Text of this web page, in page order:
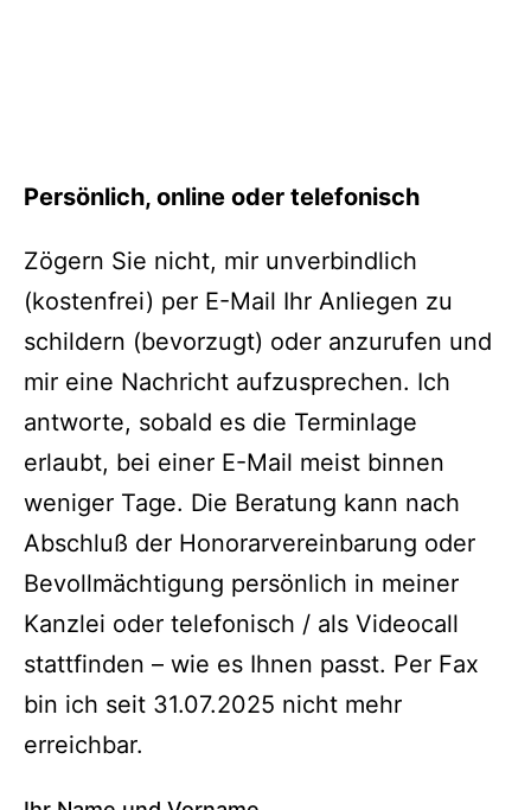
Persönlich, online oder telefonisch
Zögern Sie nicht, mir unverbindlich
(kostenfrei) per E-Mail Ihr Anliegen zu
schildern (bevorzugt) oder anzurufen und
mir eine Nachricht aufzusprechen. Ich
antworte, sobald es die Terminlage
erlaubt, bei einer E-Mail meist binnen
weniger Tage. Die Beratung kann nach
Abschluß der Honorarvereinbarung oder
Bevollmächtigung persönlich in meiner
Kanzlei oder telefonisch / als Videocall
stattfinden – wie es Ihnen passt. Per Fax
bin ich seit 31.07.2025 nicht mehr
erreichbar.